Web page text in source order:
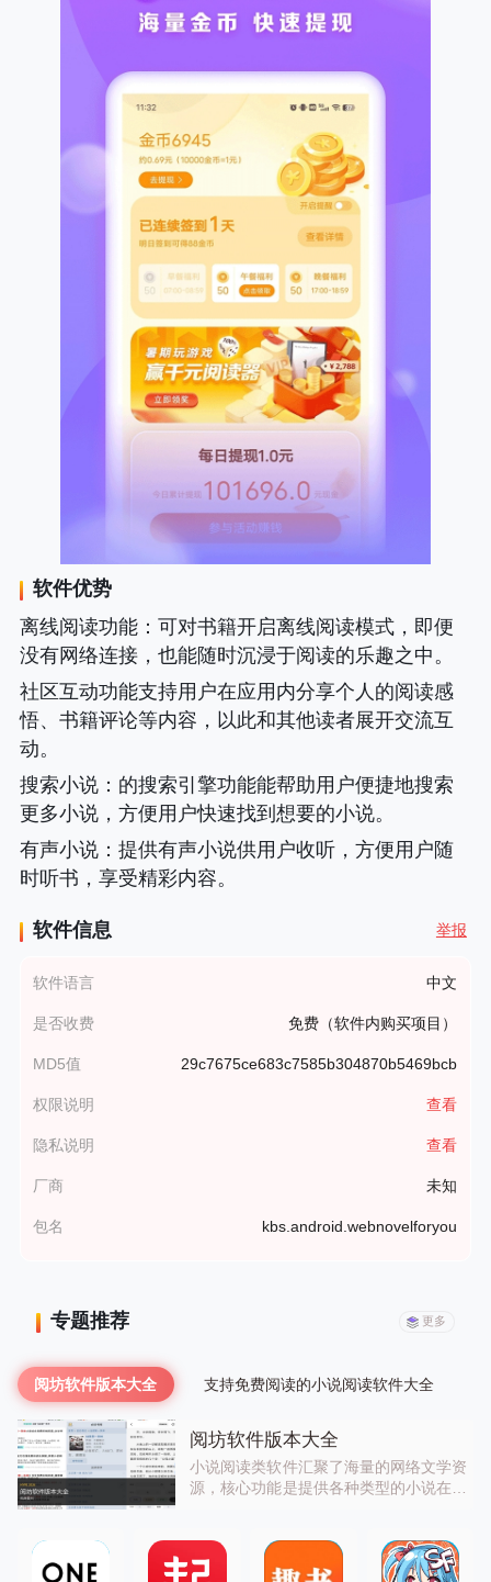
软件优势
离线阅读功能：可对书籍开启离线阅读模式，即便
没有网络连接，也能随时沉浸于阅读的乐趣之中。
社区互动功能支持用户在应用内分享个人的阅读感
悟、书籍评论等内容，以此和其他读者展开交流互
动。
搜索小说：的搜索引擎功能能帮助用户便捷地搜索
更多小说，方便用户快速找到想要的小说。
有声小说：提供有声小说供用户收听，方便用户随
时听书，享受精彩内容。
软件信息 举报
软件语言 中文
是否收费 免费（软件内购买项目）
MD5值 29c7675ce683c7585b304870b5469bcb
权限说明 查看
隐私说明 查看
厂商 未知
包名 kbs.android.webnovelforyou
专题推荐 更多
阅坊软件版本大全 支持免费阅读的小说阅读软件大全
阅坊软件版本大全
小说阅读类软件汇聚了海量的网络文学资
源，核心功能是提供各种类型的小说在线
更新速度快，无广告弹窗，给用户带来舒
适的阅读体验。快去寻找属于你的那一款